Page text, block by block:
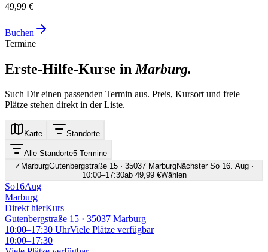
49,99 €
Buchen
Termine
Erste-Hilfe-Kurse in Marburg.
Such Dir einen passenden Termin aus. Preis, Kursort und freie
Plätze stehen direkt in der Liste.
Karte Standorte
Alle Standorte5 Termine
✓ MarburgGutenbergstraße 15 · 35037 MarburgNächster So 16. Aug ·
10:00–17:30ab 49,99 €Wählen
So16Aug
Marburg
Direkt hierKurs
Gutenbergstraße 15 · 35037 Marburg
10:00–17:30 UhrViele Plätze verfügbar
10:00–17:30